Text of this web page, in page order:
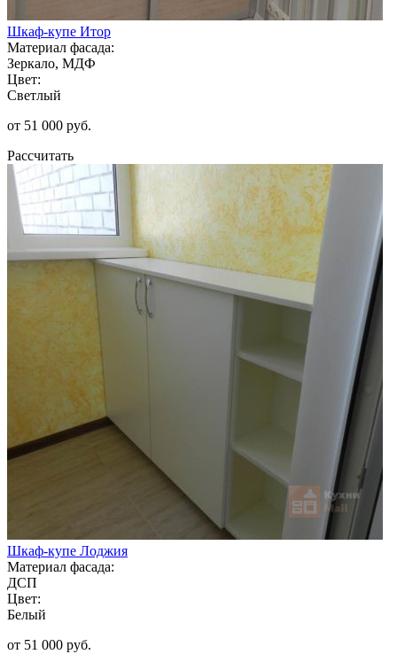
Шкаф-купе Итор
Материал фасада:
Зеркало, МДФ
Цвет:
Светлый
от 51 000 руб.
Рассчитать
Шкаф-купе Лоджия
Материал фасада:
ДСП
Цвет:
Белый
от 51 000 руб.